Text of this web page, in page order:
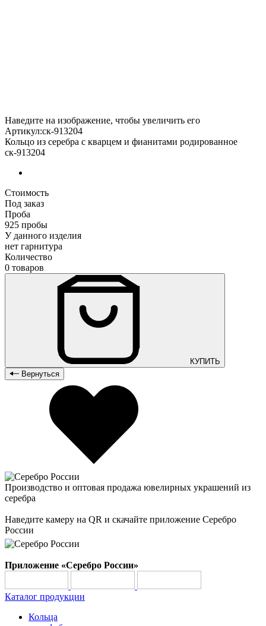
Наведите на изображение, чтобы увеличить его
Артикул:ск-913204
Кольцо из серебра с кварцем и фианитами родированное
ск-913204
Стоимость
Под заказ
Проба
925 пробы
У данного изделия
нет гарнитура
Количество
0 товаров
КУПИТЬ
Вернуться
Производство и оптовая продажа ювелирных украшений из
серебра
Наведите камеру на QR и скачайте приложение Серебро
России
Приложение «Серебро России»
Каталог продукции
Кольца